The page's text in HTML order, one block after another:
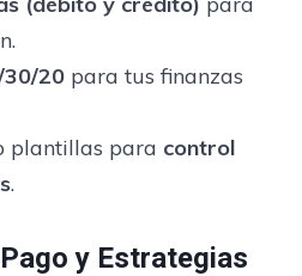
20para tus finanzas
plantillas para control
.
y Estrategias